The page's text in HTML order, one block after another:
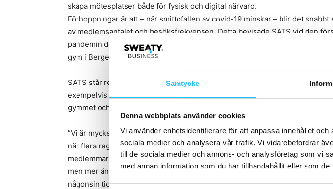
Samtycke
Denna webbplats använder cookies
Vi använder enhetsidentifierare för att anpassa innehållet
sociala medier och analysera vår trafik. Vi vidarebefordrar
till de sociala medier och annons- och analysföretag som vi
med annan information som du har tillhandahållit eller som
skapa mötesplatser både för fysisk och digital närvaro.
Förhoppningar är att – när smittofallen av covid-19 minskar – blir det snabbt
av medlemsantalet och besöksfrekvensen, Detta bevisade SATS vid den
pandemin då SATS gym tvingades att stänga. När gymmen öppnade igen fick
gym i Bergen snabbt tillbaka sina besök nästan i nivå med förra året.
SATS står redo med en mängd åtgärder för att begränsa smittorisken på
exempelvis en nära dialog med myndigheterna, använder en begränsning av
gymmet och lyfter fram obligatorisk användning av ansiktsmasker till och
”Vi är mycket oroade över nivån på fysisk aktivitet, eller låt oss säga
när flera regioner har infört stängning av gym under längre perioder. Vi är
medlemmar, som försöker hitta alternativa sätt att röra sig och träna, både
men mer än 60% uppger att de tränar mindre nu än före pandemin. Fysisk
någonsin tidigare, och SATS är här för att bidra ”, sägerSondre Gravir, VD